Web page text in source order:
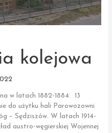
kolejowa
w latach 1882-1884. 13
do użytku hali Parowozowni
– Sędziszów. W latach 1914-
austro-węgierskiej Wojennej